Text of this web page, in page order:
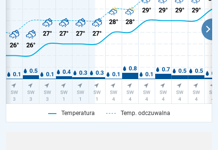
Temperatura Temp. odczuwalna